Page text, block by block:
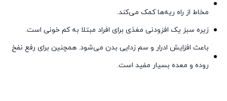
مخاط از راه ریه‌ها کمک می‌کند.
زیره سبز یک افزودنی مغذی برای افراد مبتلا به کم خونی است.
باعث افزایش ادرار و سم زدایی بدن می‌شود. همچنین برای رفع نفخ
روده و معده بسیار مفید است.